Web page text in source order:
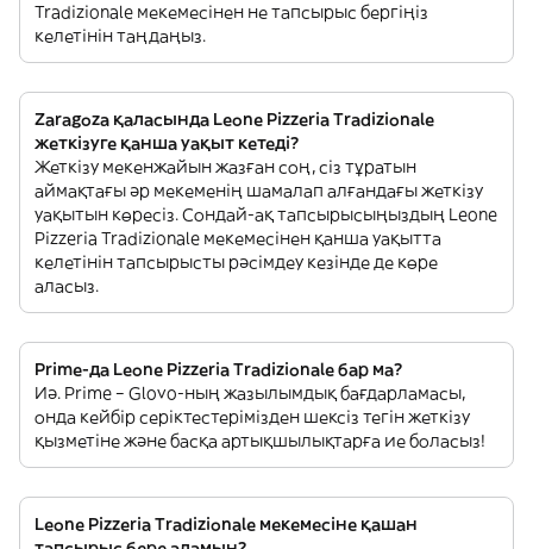
Tradizionale мекемесінен не тапсырыс бергіңіз
келетінін таңдаңыз.
Zaragoza қаласында Leone Pizzeria Tradizionale
жеткізуге қанша уақыт кетеді?
Жеткізу мекенжайын жазған соң, сіз тұратын
аймақтағы әр мекеменің шамалап алғандағы жеткізу
уақытын көресіз. Сондай-ақ тапсырысыңыздың Leone
Pizzeria Tradizionale мекемесінен қанша уақытта
келетінін тапсырысты рәсімдеу кезінде де көре
аласыз.
Prime-да Leone Pizzeria Tradizionale бар ма?
Иә. Prime – Glovo-ның жазылымдық бағдарламасы,
онда кейбір серіктестерімізден шексіз тегін жеткізу
қызметіне және басқа артықшылықтарға ие боласыз!
Leone Pizzeria Tradizionale мекемесіне қашан